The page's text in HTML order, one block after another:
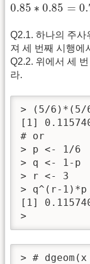
0.85 ∗ 0.85 =
0.85 ∗0.85 =
Q2.1. 하나의 주사
져 세 번째 시행에
Q2.2. 위에서 세
라.
> (5/6)*(5/
[1]
# or
> p <- 1/6
> q <- 1-p
> r <- 3
> q^(r-1)*p
[1]
>
> #